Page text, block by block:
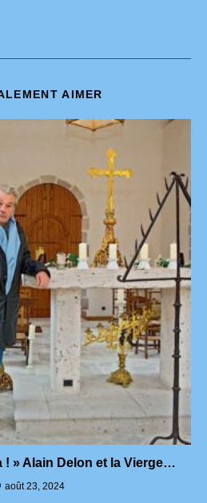
AIMER
! » Alain Delon et la Vierge…
août 23, 2024